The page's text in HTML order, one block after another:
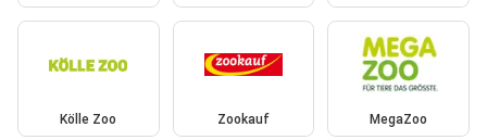
Kölle Zoo Zookauf MegaZoo